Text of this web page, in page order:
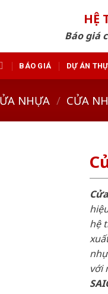
HỆ
Báo giá
BÁO GIÁ DỰ ÁN
NHỰA / CỬA
hệ
với